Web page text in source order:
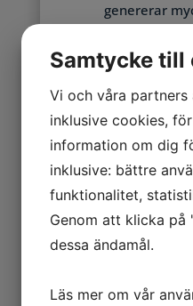
genererar
säger Lotta
Polisens
Många
lurade av
där
Samtycke till
Vi och våra partners
inklusive cookies,
information om dig
inklusive: bättre
funktionalitet,
Genom att klicka på
dessa ändamål.
Läs mer om vår